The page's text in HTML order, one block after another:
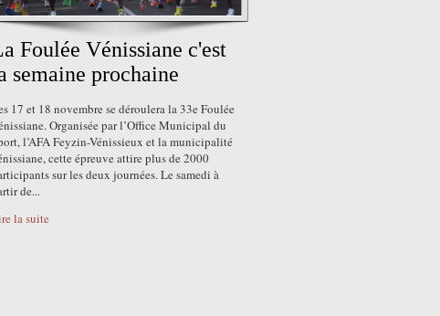
Foulée Vénissiane c'est
semaine prochaine
17 et 18 novembre se déroulera la 33e Foulée
Organisée par l’Office Municipal du
l’AFA Feyzin-Vénissieux et la municipalité
cette épreuve attire plus de 2000
sur les deux journées. Le samedi à
de...
la suite